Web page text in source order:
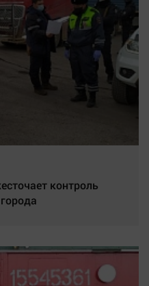
контроль